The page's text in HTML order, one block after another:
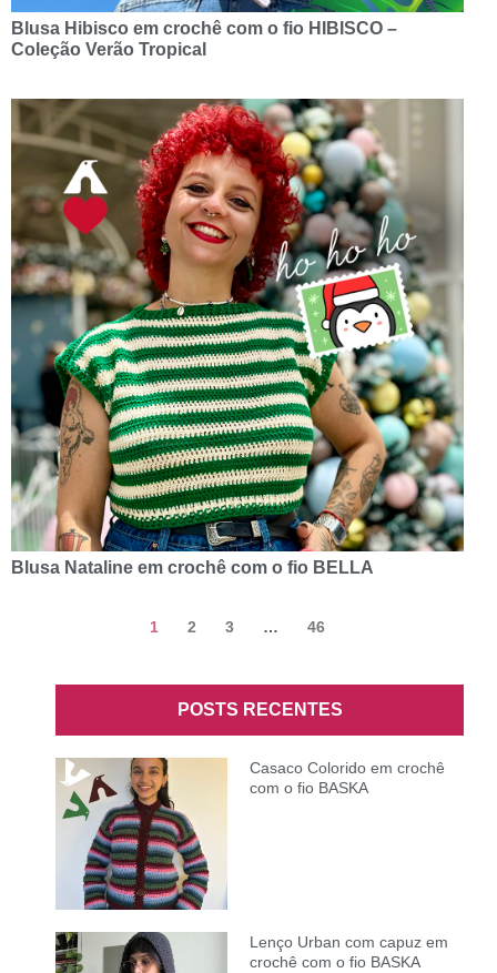
Blusa Hibisco em crochê com o fio HIBISCO –
Coleção Verão Tropical
Blusa Nataline em crochê com o fio BELLA
1 2 3 … 46
POSTS RECENTES
Casaco Colorido em crochê
com o fio BASKA
Lenço Urban com capuz em
crochê com o fio BASKA